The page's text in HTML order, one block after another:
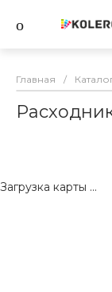
Главная /
Загрузка карты ...